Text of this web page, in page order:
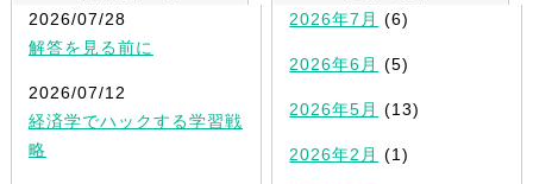
2026/07/28
解答を見る前に
2026/07/12
経済学でハックする学習戦
略
2026年7月 (6)
2026年6月 (5)
2026年5月 (13)
2026年2月 (1)